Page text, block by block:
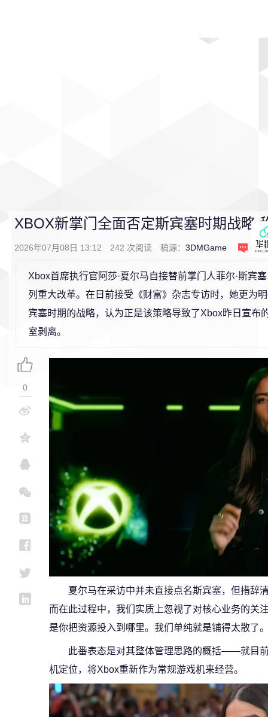
XBOX新掌门全面否定斯宾塞时期战略
2026年07月08日 13:12 242 次阅读 稿源： 3DMGame 0 条
Xbox首席执行官阿莎·夏尔马自接替前掌门人菲尔·斯宾
列重大改革。在日前接受《财富》杂志专访时，她更为
宾塞时期的战略，认为正是该策略导致了Xbox昨日宣布
室剥离。
夏尔马在采访中并未直接点名斯宾塞，但措
而在此过程中，我们实质上忽视了对核心业务的关
是你把资源投入到哪里。我们单纯就是铺得太散了
此番表态是对其整体管理思路的概括——就目
机定位，将Xbox重新作为常规游戏机来经营。
0